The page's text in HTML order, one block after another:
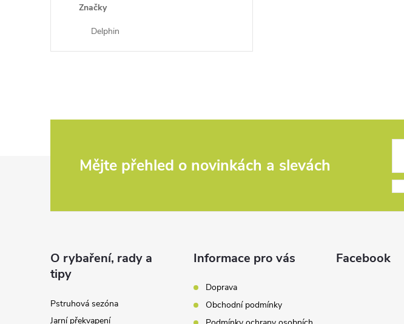
Značky
Delphin
Mějte přehled o novinkách a slevách
O rybaření, rady a
tipy
Pstruhová sezóna
Jarní překvapení
Informace pro vás
Doprava
Obchodní podmínky
Facebook